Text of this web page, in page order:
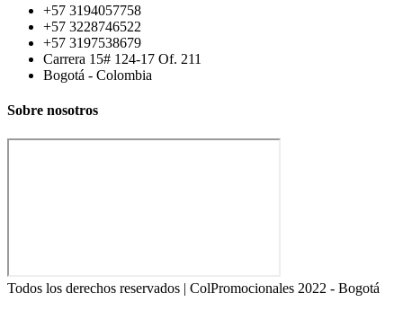
+57 3194057758
+57 3228746522
+57 3197538679
Carrera 15# 124-17 Of. 211
Bogotá - Colombia
Sobre nosotros
Todos los derechos reservados | ColPromocionales 2022 - Bogotá